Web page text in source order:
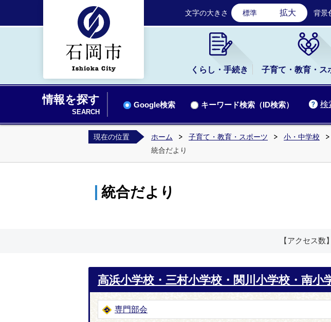
石岡市公式ホームページ
文字の大きさ 標準 拡大 背景
くらし・手続き 子育て・教育・ス
情報を探す
SEARCH
検
Google検索 キーワード検索（ID検索）
現在の位置 ホーム 子育て・教育・スポーツ 小・中学校
統合だより
統合だより
【アクセス数】
高浜小学校・三村小学校・関川小学校・南小
専門部会